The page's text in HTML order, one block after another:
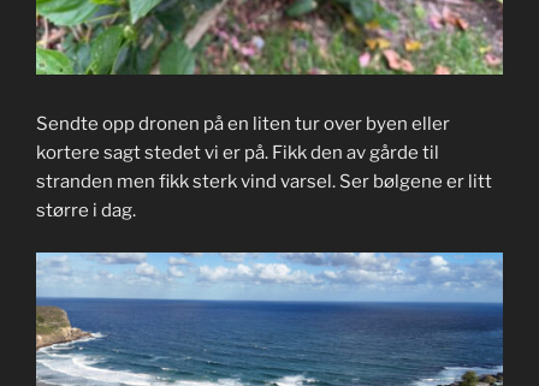
Sendte opp dronen på en liten tur over byen eller
kortere sagt stedet vi er på. Fikk den av gårde til
stranden men fikk sterk vind varsel. Ser bølgene er litt
større i dag.